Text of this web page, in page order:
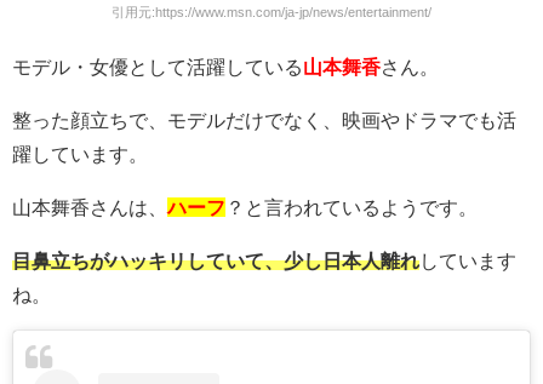
引用元:https://www.msn.com/ja-jp/news/entertainment/
モデル・女優として活躍している山本舞香さん。
整った顔立ちで、モデルだけでなく、映画やドラマでも活
躍しています。
山本舞香さんは、 ハーフ ？と言われているようです。
目鼻立ちがハッキリしていて、少し日本人離れしています
ね。